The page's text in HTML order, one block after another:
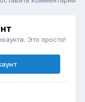
Это просто!